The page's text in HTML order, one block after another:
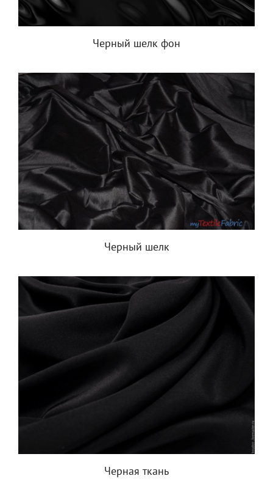
Черный шелк фон
Черный шелк
Черная ткань